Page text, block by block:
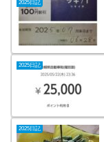
2025日記
2025日記
2025日記